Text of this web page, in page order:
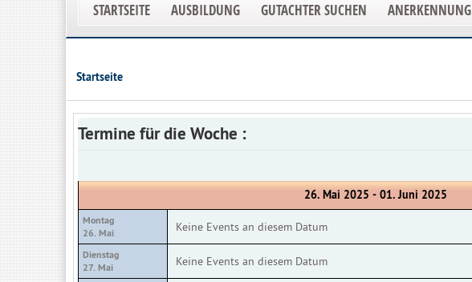
STARTSEITE AUSBILDUNG GUTACHTER SUCHEN ANERKENNUNG
Startseite
Termine für die Woche :
26. Mai 2025 - 01. Juni 2025
Montag
26. Mai
Keine Events an diesem Datum
Dienstag
27. Mai
Keine Events an diesem Datum